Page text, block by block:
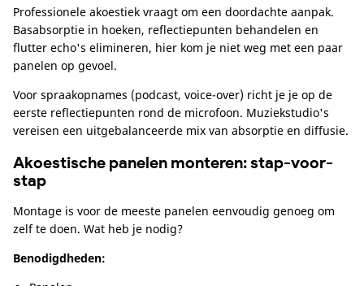
Professionele akoestiek vraagt om een doordachte aanpak.
Basabsorptie in hoeken, reflectiepunten behandelen en
flutter echo's elimineren, hier kom je niet weg met een paar
panelen op gevoel.
Voor spraakopnames (podcast, voice-over) richt je je op de
eerste reflectiepunten rond de microfoon. Muziekstudio's
vereisen een uitgebalanceerde mix van absorptie en diffusie.
Akoestische panelen monteren: stap-voor-
stap
Montage is voor de meeste panelen eenvoudig genoeg om
zelf te doen. Wat heb je nodig?
Benodigdheden: